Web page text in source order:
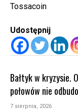
Tossacoin
Udostępnij
Bałtyk w kryzysie.
połowów nie
7 sierpnia, 2026